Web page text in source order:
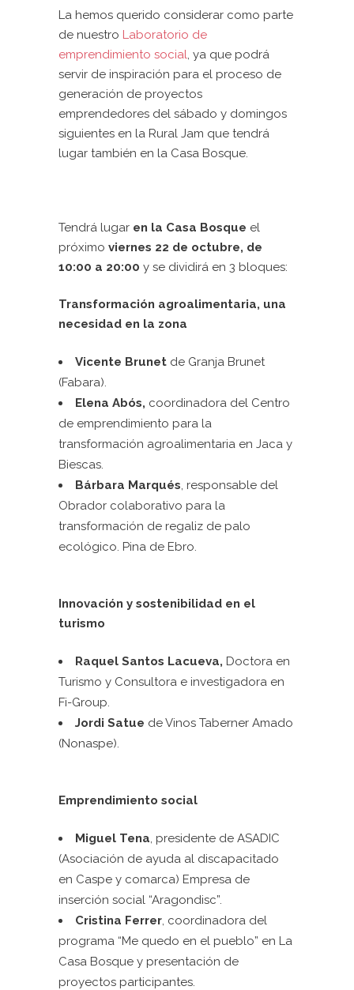
La hemos querido considerar como parte
de nuestro Laboratorio de
emprendimiento social, ya que podrá
servir de inspiración para el proceso de
generación de proyectos
emprendedores del sábado y domingos
siguientes en la Rural Jam que tendrá
lugar también en la Casa Bosque.
Tendrá lugar en la Casa Bosque el
próximo viernes 22 de octubre, de
10:00 a 20:00 y se dividirá en 3 bloques:
Transformación agroalimentaria, una
necesidad en la zona
Vicente Brunet de Granja Brunet
(Fabara).
Elena Abós, coordinadora del Centro
de emprendimiento para la
transformación agroalimentaria en Jaca y
Biescas.
Bárbara Marqués, responsable del
Obrador colaborativo para la
transformación de regaliz de palo
ecológico. Pina de Ebro.
Innovación y sostenibilidad en el
turismo
Raquel Santos Lacueva, Doctora en
Turismo y Consultora e investigadora en
Fi-Group.
Jordi Satue deVinos Taberner Amado
(Nonaspe).
Emprendimiento social
Miguel Tena, presidente de ASADIC
(Asociación de ayuda al discapacitado
en Caspe y comarca) Empresa de
inserción social “Aragondisc”.
Cristina Ferrer, coordinadora del
programa “Me quedo en el pueblo” en La
Casa Bosque y presentación de
proyectos participantes.